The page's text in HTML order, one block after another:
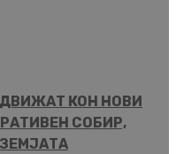
КОН НОВИ
СОБИР,